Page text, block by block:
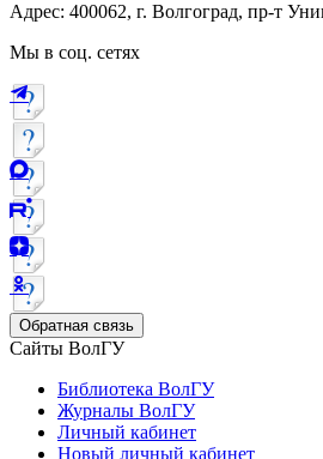
Адрес: 400062, г. Волгоград, пр-т
Мы в соц. сетях
Обратная связь
Сайты ВолГУ
Библиотека ВолГУ
Журналы ВолГУ
Личный кабинет
Новый личный кабинет